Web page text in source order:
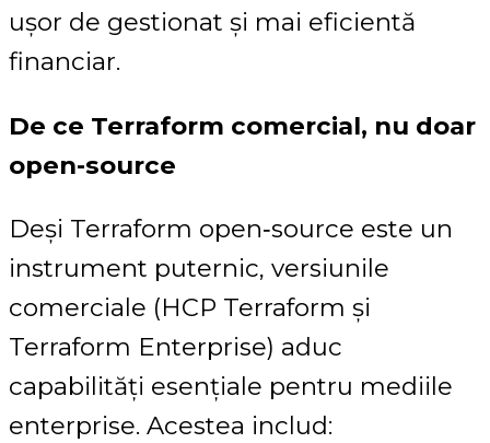
ușor de gestionat și mai eficientă
financiar.
De ce Terraform comercial, nu doar
open-source
Deși Terraform open‑source este un
instrument puternic, versiunile
comerciale (HCP Terraform și
Terraform Enterprise) aduc
capabilități esențiale pentru mediile
enterprise. Acestea includ: